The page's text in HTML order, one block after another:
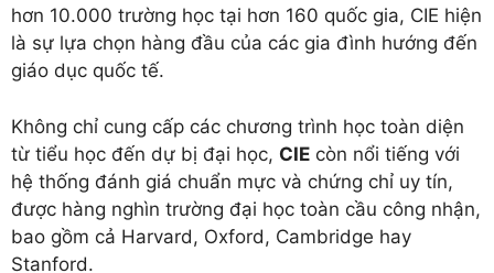
hơn 10.000 trường học tại hơn 160 quốc gia, CIE hiện
là sự lựa chọn hàng đầu của các gia đình hướng đến
giáo dục quốc tế.
Không chỉ cung cấp các chương trình học toàn diện
từ tiểu học đến dự bị đại học, CIE còn nổi tiếng với
hệ thống đánh giá chuẩn mực và chứng chỉ uy tín,
được hàng nghìn trường đại học toàn cầu công nhận,
bao gồm cả Harvard, Oxford, Cambridge hay
Stanford.